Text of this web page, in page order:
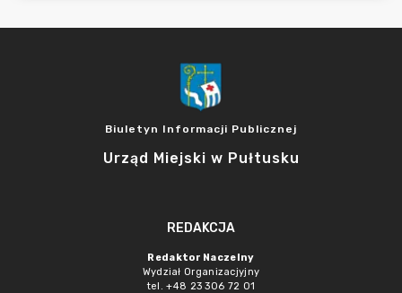
Biuletyn Informacji Publicznej
Urząd Miejski w Pułtusku
REDAKCJA
Redaktor Naczelny
Wydział Organizacjyjny
tel. +48 23 306 72 01